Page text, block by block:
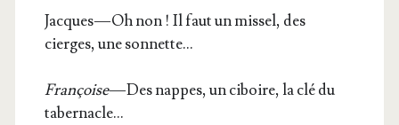
Jacques — Oh non ! Il faut un mis­sel, des
cierges, une sonnette…
Fran­çoise— Des nappes, un ciboire, la clé du
tabernacle…